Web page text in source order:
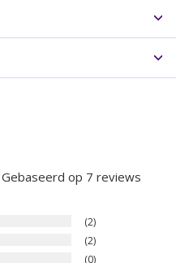
Gebaseerd op 7 reviews
2
2
0